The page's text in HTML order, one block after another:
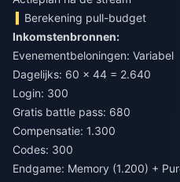
Berekening pull-budget
Inkomstenbronnen:
Evenementbeloningen: Variabel
Dagelijks: 60 × 44 = 2.640
Login: 300
Gratis battle pass: 680
Compensatie: 1.300
Codes: 300
Endgame: Memory (1.200) +